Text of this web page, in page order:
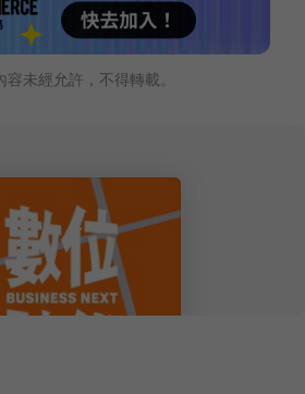
容未經允許，不得轉載。